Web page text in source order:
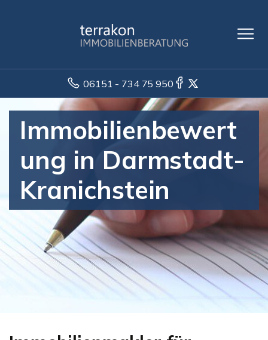
06151 - 734 75 950
Immobilienbewert
ung in Darmstadt-
Kranichstein